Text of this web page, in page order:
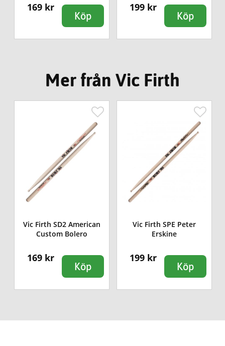
169 kr
Köp
199 kr
Köp
Mer från Vic Firth
Vic Firth SD2 American
Custom Bolero
169 kr
Köp
Vic Firth SPE Peter
Erskine
199 kr
Köp